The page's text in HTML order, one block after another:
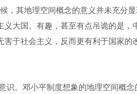
，其地理空间概念的意义并未充分
大国。有趣，甚至有点吊诡的是
于社会主义，反而更有利于国家
识。邓小平制度想象的地理空间概